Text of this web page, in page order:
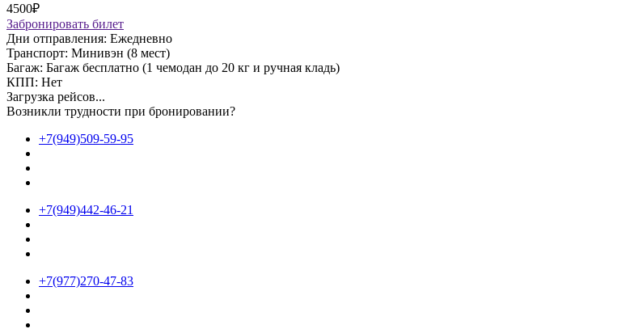
4500₽
Забронировать билет
Дни отправления: Ежедневно
Транспорт: Минивэн (8 мест)
Багаж: Багаж бесплатно (1 чемодан до 20 кг и ручная кладь)
КПП: Нет
Загрузка рейсов...
Возникли трудности при бронировании?
+7(949)509-59-95
+7(949)442-46-21
+7(977)270-47-83